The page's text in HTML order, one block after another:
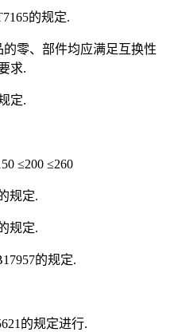
的规定.
零、部件均应满足互换性
求.
定.
≤200 ≤260
规定.
规定.
的规定.
的规定进行.